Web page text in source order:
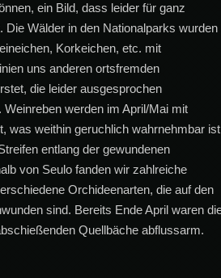
ein Bild, dass leider für ganz
Die Wälder in den Nationalparks wurden
Korkeichen, etc. mit
uns anderen ortsfremden
die leider ausgesprochen
Weinreben werden im April/Mai mit
was weithin geruchlich wahrnehmbar
entlang der gewundenen
von Seulo fanden wir zahlreiche
Orchideenarten, die auf den
sind. Bereits Ende April waren
Quellbäche abflussarm.